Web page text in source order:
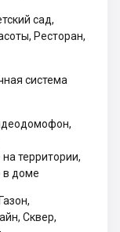
сад,
Ресторан,
система
территории,
в доме
Сквер,